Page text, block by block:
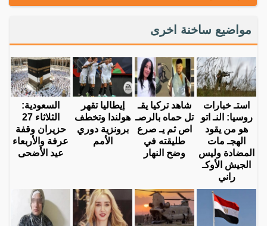
مواضيع ساخنة اخرى
استـ خبارات
روسيا: النـ اتو
هو من يقود
الهجـ مات
المضادة وليس
الجيش الأوكـ
راني
شاهد تركيا يقـ
تل حماه بالرصـ
اص ثم يـ صرع
طليقته في
وضح النهار
إيطاليا تقهر
هولندا وتخطف
برونزية دوري
الأمم
السعودية:
الثلاثاء 27
حزيران وقفة
عرفة والأربعاء
عيد الأضحى